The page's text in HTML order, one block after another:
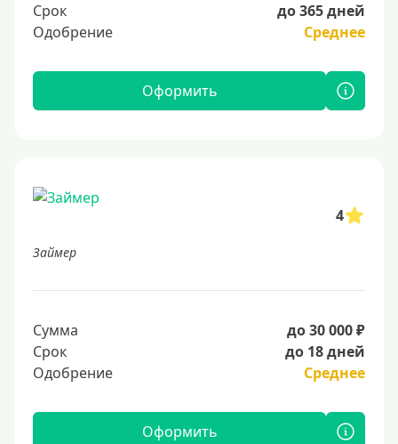
Срок
до 365 дней
Одобрение
Среднее
Оформить
4
Займер
Сумма
до 30 000 ₽
Срок
до 18 дней
Одобрение
Среднее
Оформить